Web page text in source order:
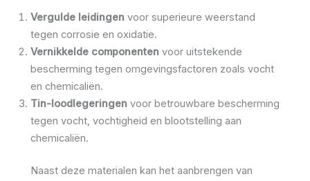
Vergulde leidingen voor superieure weerstand
tegen corrosie en oxidatie.
Vernikkelde componenten voor uitstekende
bescherming tegen omgevingsfactoren zoals vocht
en chemicaliën.
Tin-loodlegeringen voor betrouwbare bescherming
tegen vocht, vochtigheid en blootstelling aan
chemicaliën.
Naast deze materialen kan het aanbrengen van